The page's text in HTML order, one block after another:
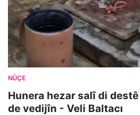
NÛÇE
Hunera hezar salî di
de vedijîn - Veli Baltacı